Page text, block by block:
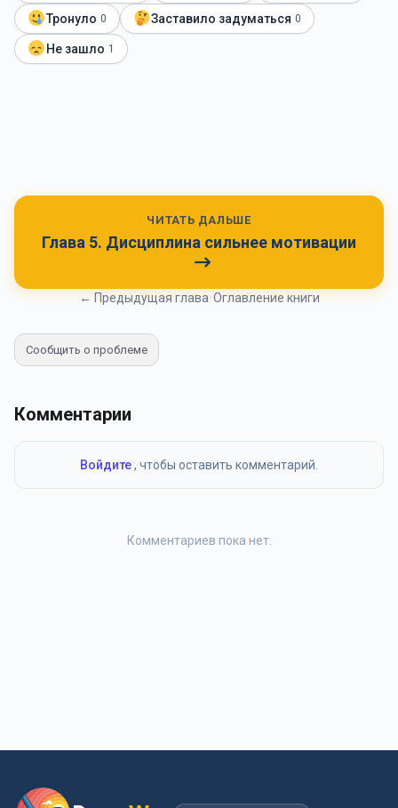
Тронуло 0 Заставило задуматься 0
Не зашло 1
ЧИТАТЬ ДАЛЬШЕ
Глава 5. Дисциплина сильнее мотивации
← Предыдущая глава Оглавление книги
Сообщить о проблеме
Комментарии
Войдите, чтобы оставить комментарий.
Комментариев пока нет.